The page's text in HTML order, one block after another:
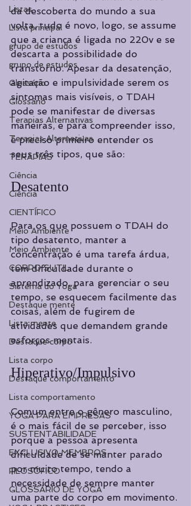
Listas
Lista principal
grupo de estudos
grupo de estudos
Glossário
Glossário
Terapias Alternativas
Terapias Alternativas
TERAPIAS
Ciência
Ciência
CIENTÍFICO
Meio Ambiente
Meio Ambiente
CORPO SUTIL
Sistema do Yoga
Destaque mente
Lista mente
Destaque corpo
Lista corpo
Destaque comportamento
Lista comportamento
YOGA PARA EMPRESAS
SUSTENTABILIDADE
EXCLUSIVO MEMBROS
FILOSÓFICO
GLOSSÁRIO DE YOGA
da descoberta do mundo a sua
volta, tudo é novo, logo, se assume
que a criança é ligada no 220v e se
descarta a possibilidade do
transtorno. Apesar da desatenção,
agitação e impulsividade serem os
sintomas mais visíveis, o TDAH
pode se manifestar de diversas
maneiras, e para compreender isso,
é preciso primeiro entender os
seus três tipos, que são:
Desatento
Para os que possuem o TDAH do
tipo desatento, manter a
concentração é uma tarefa árdua,
tem dificuldade durante o
aprendizado, para gerenciar o seu
tempo, se esquecem facilmente das
coisas, além de fugirem de
atividades que demandem grande
esforços mentais.
Hiperativo/Impulsivo
Comum entre o gênero masculino,
é o mais fácil de se perceber, isso
porque a pessoa apresenta
dificuldade de se manter parado
por muito tempo, tendo a
necessidade de sempre manter
uma parte do corpo em movimento.